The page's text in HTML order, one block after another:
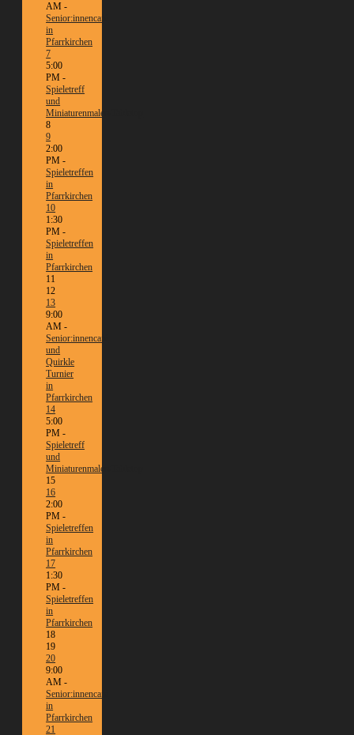
AM -
Senior:innencafé
in
Pfarrkirchen
7
5:00
PM -
Spieletreff
und
Miniaturenmalen/Tabletop
8
9
2:00
PM -
Spieletreffen
in
Pfarrkirchen
10
1:30
PM -
Spieletreffen
in
Pfarrkirchen
11
12
13
9:00
AM -
Senior:innencafé
und
Quirkle
Turnier
in
Pfarrkirchen
14
5:00
PM -
Spieletreff
und
Miniaturenmalen/Tabletop
15
16
2:00
PM -
Spieletreffen
in
Pfarrkirchen
17
1:30
PM -
Spieletreffen
in
Pfarrkirchen
18
19
20
9:00
AM -
Senior:innencafé
in
Pfarrkirchen
21